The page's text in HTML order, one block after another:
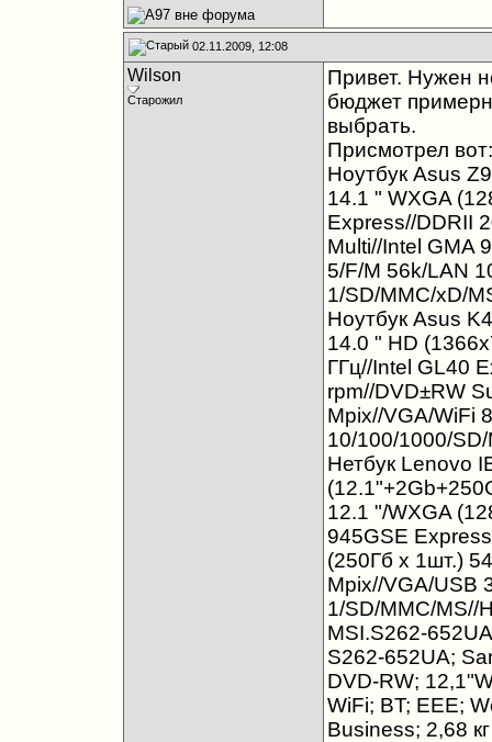
02.11.2009, 12:08
Wilson
Старожил
Привет. Нужен
бюджет
выбрать.
Присмотрел вот:
Ноутбук Asus
14.1 " WXGA
Express//DDRII
Multi//Intel GMA
5/F/M 56k/LAN
1/SD/MMC/xD/
Ноутбук Asus
14.0 " HD
ГГц//Intel GL40
rpm//DVD±RW
Mpix//VGA/WiFi
10/100/1000/
Нетбук Lenovo
12.1 "/WXGA
945GSE
(250Гб х 1шт.)
Mpix//VGA/USB
1/SD/MMC/MS//
MSI.S262-
S262-652UA;
DVD-RW;
WiFi; BT; EEE;
Business; 2,68 кг